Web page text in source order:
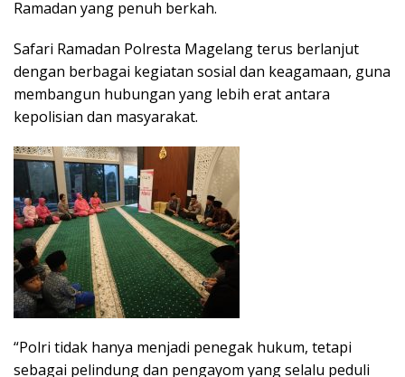
Ramadan yang penuh berkah.
Safari Ramadan Polresta Magelang terus berlanjut
dengan berbagai kegiatan sosial dan keagamaan, guna
membangun hubungan yang lebih erat antara
kepolisian dan masyarakat.
“Polri tidak hanya menjadi penegak hukum, tetapi
sebagai pelindung dan pengayom yang selalu peduli